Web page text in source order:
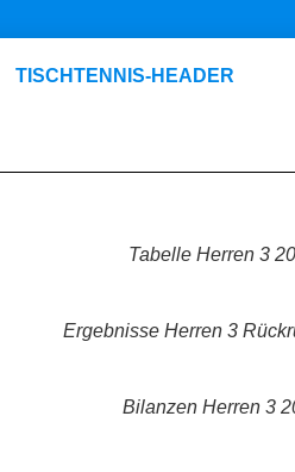
Tabelle Herren 3
Ergebnisse Herren 3
Bilanzen Herren 3